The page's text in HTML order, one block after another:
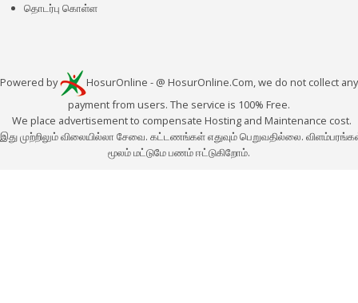
தொடர்பு கொள்ள
Powered by HosurOnline - @ HosurOnline.Com, we do not collect any
payment from users. The service is 100% Free.
We place advertisement to compensate Hosting and Maintenance cost.
முற்றிலும் விலையில்லா சேவை. கட்டணங்கள் எதுவும் பெறுவதில்லை.
மூலம் மட்டுமே பணம் ஈட்டுகிறோம்.